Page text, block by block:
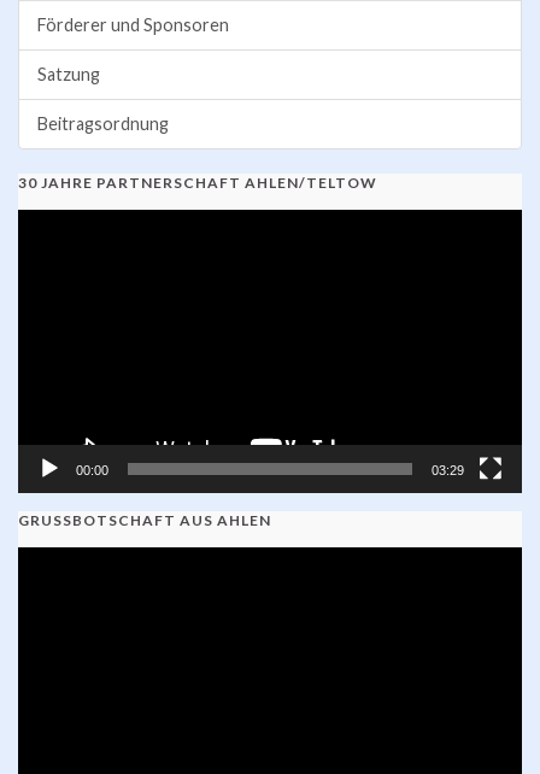
Förderer und Sponsoren
Satzung
Beitragsordnung
30 JAHRE PARTNERSCHAFT AHLEN/TELTOW
00:00 03:29
GRUSSBOTSCHAFT AUS AHLEN